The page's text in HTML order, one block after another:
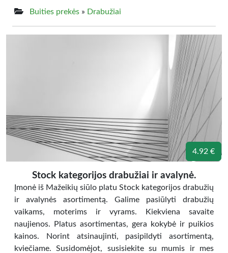
Buities prekės » Drabužiai
4.92 €
Stock kategorijos drabužiai ir avalynė.
Įmonė iš Mažeikių siūlo platu Stock kategorijos drabužių
ir avalynės asortimentą. Galime pasiūlyti drabužių
vaikams, moterims ir vyrams. Kiekviena savaite
naujienos. Platus asortimentas, gera kokybė ir puikios
kainos. Norint atsinaujinti, pasipildyti asortimentą,
kviečiame. Susidomėjot, susisiekite su mumis ir mes